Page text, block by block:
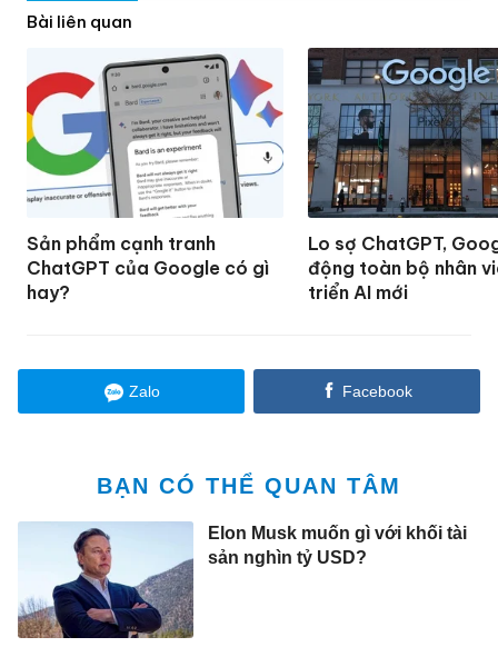
Bài liên quan
Sản phẩm cạnh tranh
ChatGPT của Google có gì
hay?
Lo sợ ChatGPT,
động toàn bộ nhân
triển AI mới
Zalo Facebook
BẠN CÓ THỂ QUAN TÂM
Elon Musk muốn gì với khối tài
sản nghìn tỷ USD?